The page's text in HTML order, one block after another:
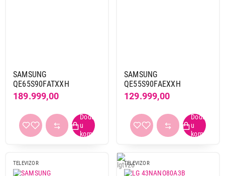
SAMSUNG
QE65S90FATXXH
189.999,00
SAMSUNG
QE55S90FAEXXH
129.999,00
TELEVIZOR TELEVIZOR